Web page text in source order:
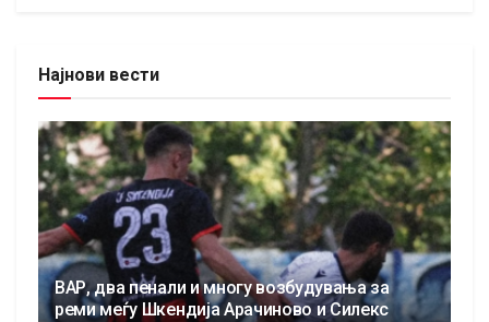
Најнови вести
ВАР, два пенали и многу возбудувања за
реми меѓу Шкендија Арачиново и Силекс